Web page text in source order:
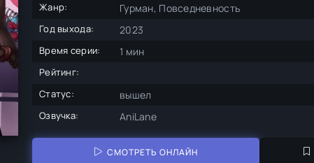
Жанр: Гурман, Повседневность
Год выхода: 2023
Время серии: 1 мин
Рейтинг:
Статус:
вышел
Озвучка: AniLane
СМОТРЕТЬ ОНЛАЙН